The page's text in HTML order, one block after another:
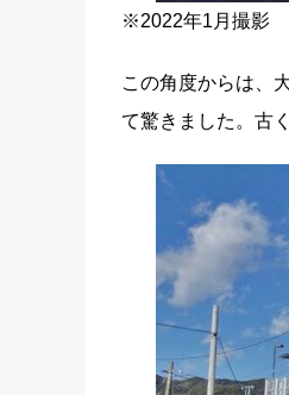
※2022年1月撮影
この角度からは、
て驚きました。古